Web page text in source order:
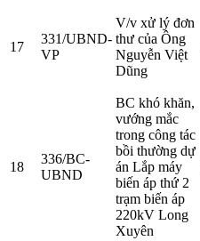
17
331/UBND-
VP
V/v xử lý đơn
thư của Ông
Nguyễn Việt
Dũng
18
336/BC-
UBND
BC khó khăn,
vướng mắc
trong công tác
bồi thường dự
án Lắp máy
biến áp thứ 2
trạm biến áp
220kV Long
Xuyên